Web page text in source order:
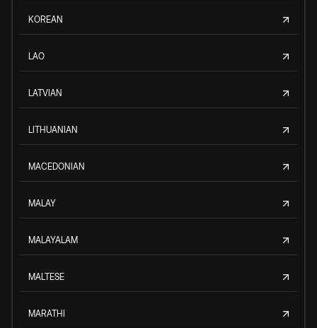
KOREAN
LAO
LATVIAN
LITHUANIAN
MACEDONIAN
MALAY
MALAYALAM
MALTESE
MARATHI